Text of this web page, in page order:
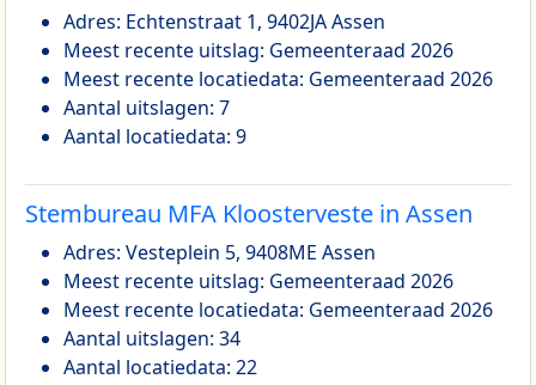
Adres: Echtenstraat 1, 9402JA Assen
Meest recente uitslag: Gemeenteraad 2026
Meest recente locatiedata: Gemeenteraad 2026
Aantal uitslagen: 7
Aantal locatiedata: 9
Stembureau MFA Kloosterveste in Assen
Adres: Vesteplein 5, 9408ME Assen
Meest recente uitslag: Gemeenteraad 2026
Meest recente locatiedata: Gemeenteraad 2026
Aantal uitslagen: 34
Aantal locatiedata: 22